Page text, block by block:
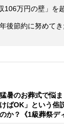
106万円の壁」を
節約に努めてき
猛暑のお葬式で悩
けばOK」という俗
のか？《1級葬祭デ